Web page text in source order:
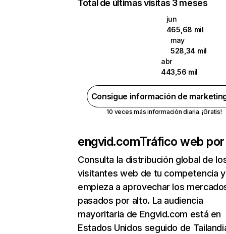
Total de últimas visitas 3 meses
jun
465,68 mil
may
528,34 mil
abr
443,56 mil
Consigue información de
10 veces más información diaria. ¡Gratis!
engvid.comTráfico web
Consulta la distribución global de
visitantes web de tu competencia y
empieza a aprovechar los
pasados por alto. La audiencia
mayoritaria de Engvid.com está en
Estados Unidos seguido de